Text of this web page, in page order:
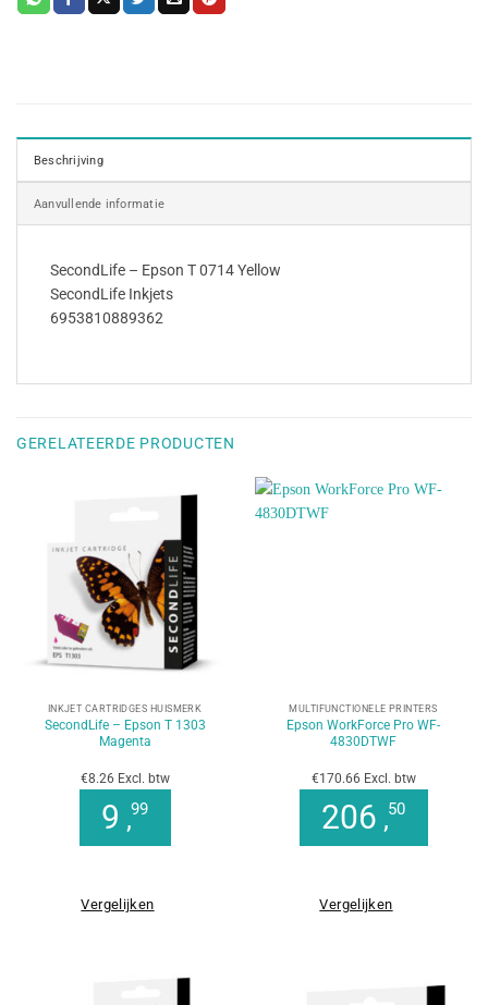
Beschrijving
Aanvullende informatie
SecondLife – Epson T 0714 Yellow
SecondLife Inkjets
6953810889362
GERELATEERDE PRODUCTEN
INKJET CARTRIDGES HUISMERK
SecondLife – Epson T 1303
Magenta
€8.26 Excl. btw
9 ,99
Vergelijken
MULTIFUNCTIONELE PRINTERS
Epson WorkForce Pro WF-
4830DTWF
€170.66 Excl. btw
206 ,50
Vergelijken